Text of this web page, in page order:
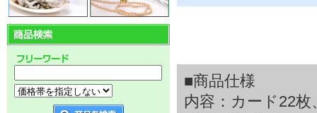
■商品仕様
内容：カード22